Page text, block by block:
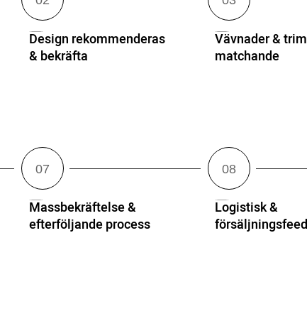
Design rekommenderas
& bekräfta
Vävnader &
matchande
Massbekräftelse &
efterföljande process
Logistisk &